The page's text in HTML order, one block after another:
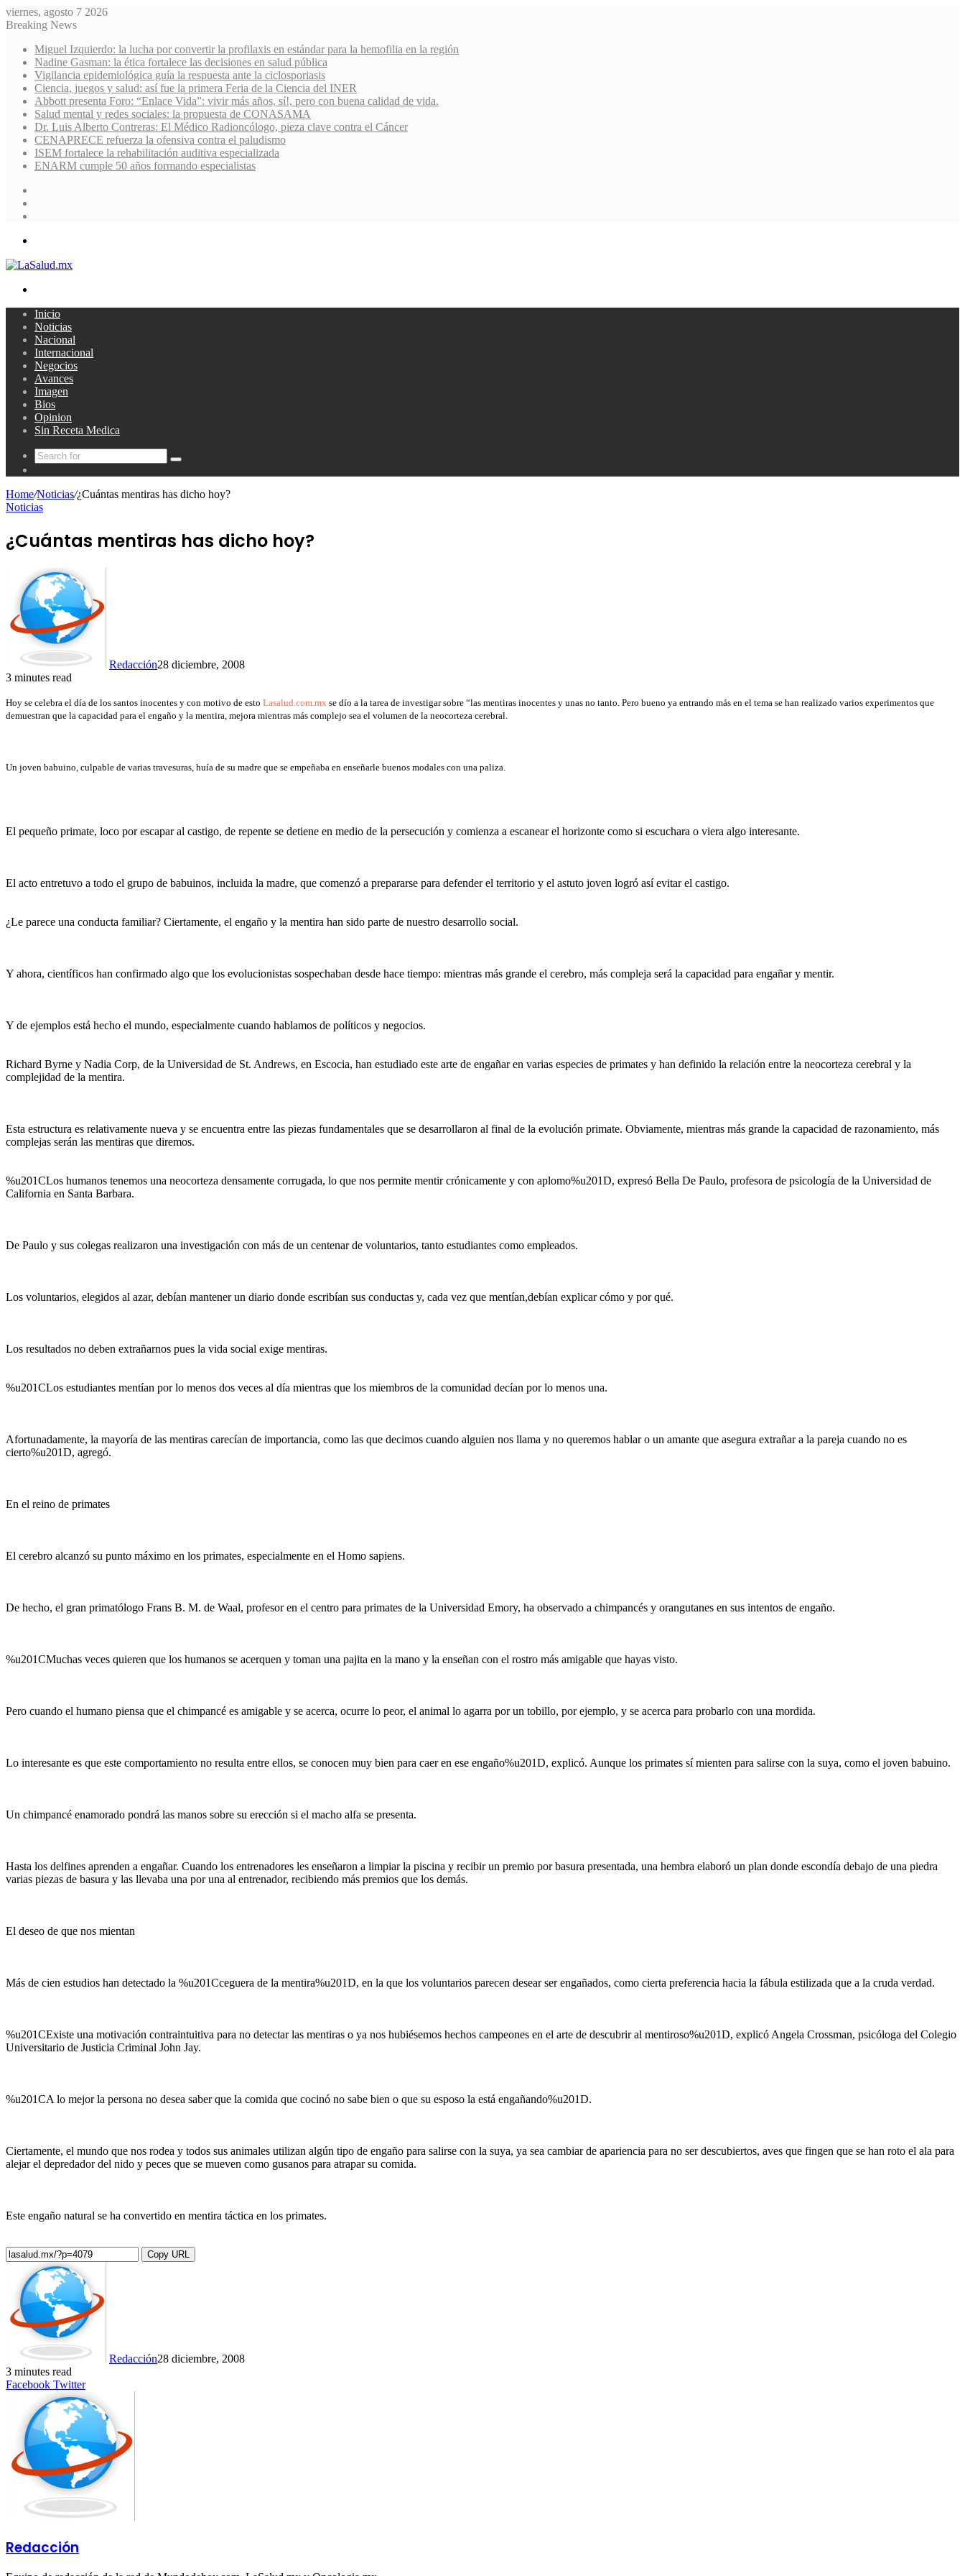
viernes, agosto 7 2026
Breaking News
Miguel Izquierdo: la lucha por convertir la profilaxis en estándar para la hemofilia en la región
Nadine Gasman: la ética fortalece las decisiones en salud pública
Vigilancia epidemiológica guía la respuesta ante la ciclosporiasis
Ciencia, juegos y salud: así fue la primera Feria de la Ciencia del INER
Abbott presenta Foro: “Enlace Vida”: vivir más años, sí!, pero con buena calidad de vida.
Salud mental y redes sociales: la propuesta de CONASAMA
Dr. Luis Alberto Contreras: El Médico Radioncólogo, pieza clave contra el Cáncer
CENAPRECE refuerza la ofensiva contra el paludismo
ISEM fortalece la rehabilitación auditiva especializada
ENARM cumple 50 años formando especialistas
Inicio
Noticias
Nacional
Internacional
Negocios
Avances
Imagen
Bios
Opinion
Sin Receta Medica
Search
for
Home/Noticias/¿Cuántas mentiras has dicho hoy?
Noticias
¿Cuántas mentiras has dicho hoy?
Redacción28 diciembre, 2008
3 minutes read
Hoy se celebra el día de los santos inocentes y con motivo de esto Lasalud.com.mx se dío a la tarea de investigar sobre “las mentiras inocentes y unas no tanto. Pero bueno ya entrando más en el tema se han realizado varios experimentos que
demuestran que la capacidad para el engaño y la mentira, mejora mientras más complejo sea el volumen de la neocorteza cerebral.
Un joven babuino, culpable de varias travesuras, huía de su madre que se empeñaba en enseñarle buenos modales con una paliza.
El pequeño primate, loco por escapar al castigo, de repente se detiene en medio de la persecución y comienza a escanear el horizonte como si escuchara o viera algo interesante.
El acto entretuvo a todo el grupo de babuinos, incluida la madre, que comenzó a prepararse para defender el territorio y el astuto joven logró así evitar el castigo.
¿Le parece una conducta familiar? Ciertamente, el engaño y la mentira han sido parte de nuestro desarrollo social.
Y ahora, científicos han confirmado algo que los evolucionistas sospechaban desde hace tiempo: mientras más grande el cerebro, más compleja será la capacidad para engañar y mentir.
Y de ejemplos está hecho el mundo, especialmente cuando hablamos de políticos y negocios.
Richard Byrne y Nadia Corp, de la Universidad de St. Andrews, en Escocia, han estudiado este arte de engañar en varias especies de primates y han definido la relación entre la neocorteza cerebral y la
complejidad de la mentira.
Esta estructura es relativamente nueva y se encuentra entre las piezas fundamentales que se desarrollaron al final de la evolución primate. Obviamente, mientras más grande la capacidad de razonamiento, más
complejas serán las mentiras que diremos.
%u201CLos humanos tenemos una neocorteza densamente corrugada, lo que nos permite mentir crónicamente y con aplomo%u201D, expresó Bella De Paulo, profesora de psicología de la Universidad de
California en Santa Barbara.
De Paulo y sus colegas realizaron una investigación con más de un centenar de voluntarios, tanto estudiantes como empleados.
Los voluntarios, elegidos al azar, debían mantener un diario donde escribían sus conductas y, cada vez que mentían,debían explicar cómo y por qué.
Los resultados no deben extrañarnos pues la vida social exige mentiras.
%u201CLos estudiantes mentían por lo menos dos veces al día mientras que los miembros de la comunidad decían por lo menos una.
Afortunadamente, la mayoría de las mentiras carecían de importancia, como las que decimos cuando alguien nos llama y no queremos hablar o un amante que asegura extrañar a la pareja cuando no es
cierto%u201D, agregó.
En el reino de primates
El cerebro alcanzó su punto máximo en los primates, especialmente en el Homo sapiens.
De hecho, el gran primatólogo Frans B. M. de Waal, profesor en el centro para primates de la Universidad Emory, ha observado a chimpancés y orangutanes en sus intentos de engaño.
%u201CMuchas veces quieren que los humanos se acerquen y toman una pajita en la mano y la enseñan con el rostro más amigable que hayas visto.
Pero cuando el humano piensa que el chimpancé es amigable y se acerca, ocurre lo peor, el animal lo agarra por un tobillo, por ejemplo, y se acerca para probarlo con una mordida.
Lo interesante es que este comportamiento no resulta entre ellos, se conocen muy bien para caer en ese engaño%u201D, explicó. Aunque los primates sí mienten para salirse con la suya, como el joven babuino.
Un chimpancé enamorado pondrá las manos sobre su erección si el macho alfa se presenta.
Hasta los delfines aprenden a engañar. Cuando los entrenadores les enseñaron a limpiar la piscina y recibir un premio por basura presentada, una hembra elaboró un plan donde escondía debajo de una piedra
varias piezas de basura y las llevaba una por una al entrenador, recibiendo más premios que los demás.
El deseo de que nos mientan
Más de cien estudios han detectado la %u201Cceguera de la mentira%u201D, en la que los voluntarios parecen desear ser engañados, como cierta preferencia hacia la fábula estilizada que a la cruda verdad.
%u201CExiste una motivación contraintuitiva para no detectar las mentiras o ya nos hubiésemos hechos campeones en el arte de descubrir al mentiroso%u201D, explicó Angela Crossman, psicóloga del Colegio
Universitario de Justicia Criminal John Jay.
%u201CA lo mejor la persona no desea saber que la comida que cocinó no sabe bien o que su esposo la está engañando%u201D.
Ciertamente, el mundo que nos rodea y todos sus animales utilizan algún tipo de engaño para salirse con la suya, ya sea cambiar de apariencia para no ser descubiertos, aves que fingen que se han roto el ala para
alejar el depredador del nido y peces que se mueven como gusanos para atrapar su comida.
Este engaño natural se ha convertido en mentira táctica en los primates.
Copy URL
Redacción28 diciembre, 2008
3 minutes read
Facebook TwitterLinkedIn
Tumblr
Pinterest
Reddit
VKontakte
Share
via
Email
Print
Redacción